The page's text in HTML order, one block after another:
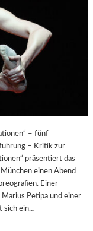
– fünf
– Kritik zur
präsentiert das
einen Abend
Einer
Petipa und einer
sich ein…